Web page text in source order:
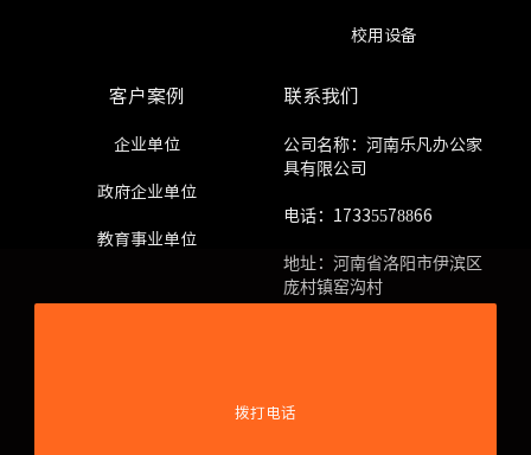
拨打电话
校用设备
客户案例
企业单位
政府企业单位
教育事业单位
联系我们
公司名称：河南乐凡办公家
具有限公司
电话：17335578866
地址：河南省洛阳市伊滨区
庞村镇窑沟村
友情链接